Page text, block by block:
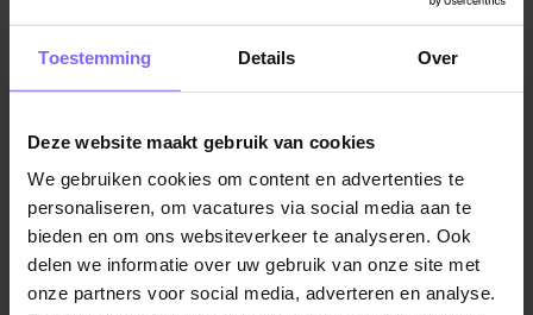
Toestemming Details Over
Deze website maakt gebruik van cookies
We gebruiken cookies om content en advertenties te
personaliseren, om vacatures via social media aan te
bieden en om ons websiteverkeer te analyseren. Ook
delen we informatie over uw gebruik van onze site met
onze partners voor social media, adverteren en analyse.
Een jaarlijks VDL-feest met alle collega's van VDL
Interne doorgroei mogelijkheden
Personeelsaanbiedingen
Deelname aan door VDL georganiseerde
sportactiviteiten
Klaar om jezelf uit te dagen?
Vacatures techniek in Limburg|WTB Vacatures
Vergelijkbare vacatures
Junior Servicemonteur CNC
Metaalbewerkingsmachines
SPIE